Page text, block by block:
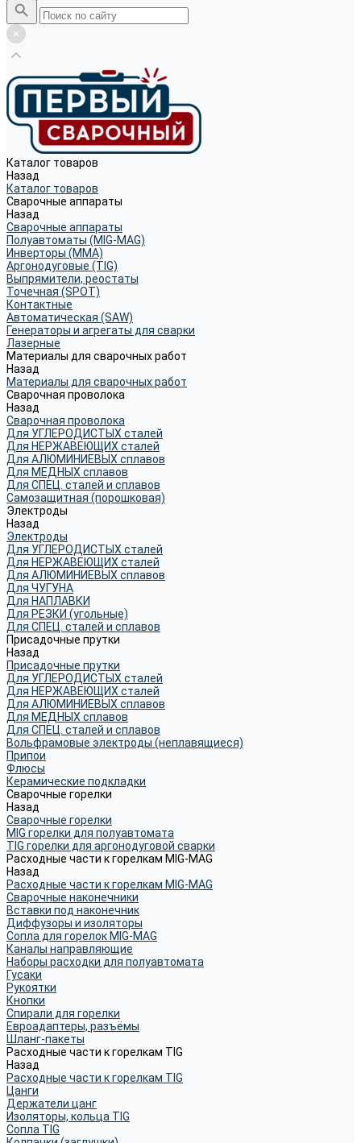
Каталог товаров
Назад
Каталог товаров
Сварочные аппараты
Назад
Сварочные аппараты
Полуавтоматы (MIG-MAG)
Инверторы (MMA)
Аргонодуговые (TIG)
Выпрямители, реостаты
Точечная (SPOT)
Контактные
Автоматическая (SAW)
Генераторы и агрегаты для сварки
Лазерные
Материалы для сварочных работ
Назад
Материалы для сварочных работ
Сварочная проволока
Назад
Сварочная проволока
Для УГЛЕРОДИСТЫХ сталей
Для НЕРЖАВЕЮЩИХ сталей
Для АЛЮМИНИЕВЫХ сплавов
Для МЕДНЫХ сплавов
Для СПЕЦ. сталей и сплавов
Самозащитная (порошковая)
Электроды
Назад
Электроды
Для УГЛЕРОДИСТЫХ сталей
Для НЕРЖАВЕЮЩИХ сталей
Для АЛЮМИНИЕВЫХ сплавов
Для ЧУГУНА
Для НАПЛАВКИ
Для РЕЗКИ (угольные)
Для СПЕЦ. сталей и сплавов
Присадочные прутки
Назад
Присадочные прутки
Для УГЛЕРОДИСТЫХ сталей
Для НЕРЖАВЕЮЩИХ сталей
Для АЛЮМИНИЕВЫХ сплавов
Для МЕДНЫХ сплавов
Для СПЕЦ. сталей и сплавов
Вольфрамовые электроды (неплавящиеся)
Припои
Флюсы
Керамические подкладки
Сварочные горелки
Назад
Сварочные горелки
MIG горелки для полуавтомата
TIG горелки для аргонодуговой сварки
Расходные части к горелкам MIG-MAG
Назад
Расходные части к горелкам MIG-MAG
Сварочные наконечники
Вставки под наконечник
Диффузоры и изоляторы
Сопла для горелок MIG-MAG
Каналы направляющие
Наборы расходки для полуавтомата
Гусаки
Рукоятки
Кнопки
Спирали для горелки
Евроадаптеры, разъёмы
Шланг-пакеты
Расходные части к горелкам TIG
Назад
Расходные части к горелкам TIG
Цанги
Держатели цанг
Изоляторы, кольца TIG
Сопла TIG